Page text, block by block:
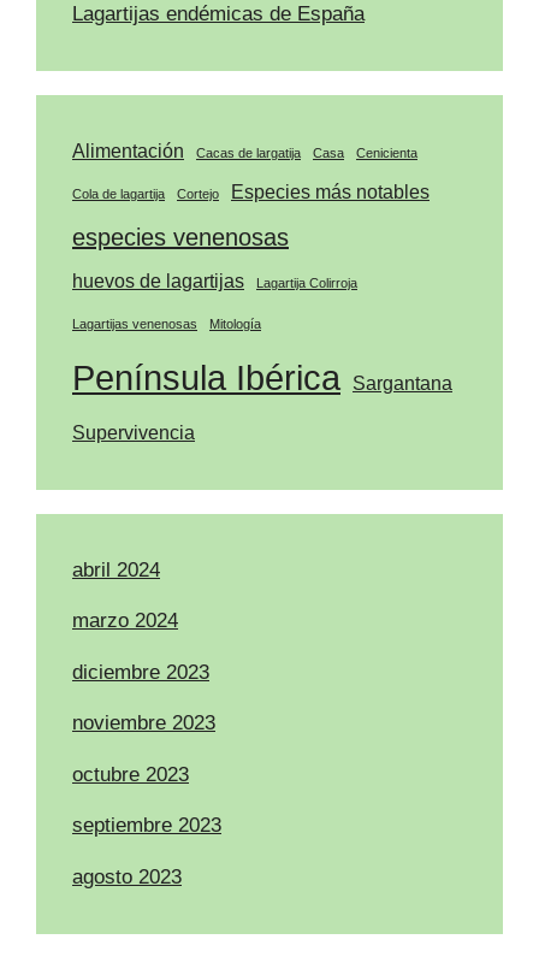
Lagartijas endémicas de España
Alimentación Cacas de largatija Casa Cenicienta
Cola de lagartija Cortejo Especies más notables
especies venenosas
huevos de lagartijas Lagartija Colirroja
Lagartijas venenosas Mitología
Península Ibérica Sargantana
Supervivencia
abril 2024
marzo 2024
diciembre 2023
noviembre 2023
octubre 2023
septiembre 2023
agosto 2023